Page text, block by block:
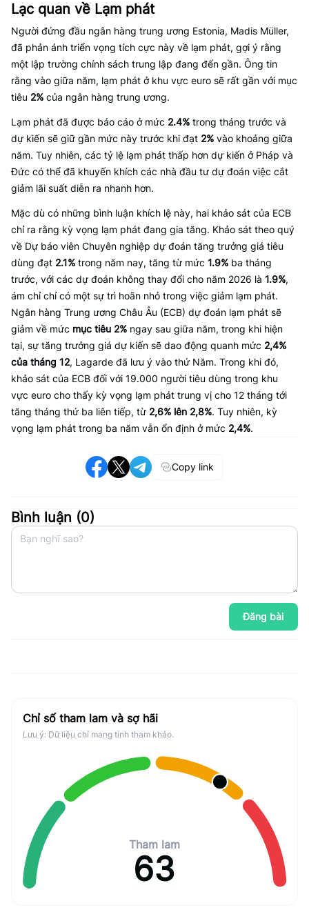
Lạc quan về Lạm phát
Người đứng đầu ngân hàng trung ương Estonia, Madis Müller,
đã phản ánh triển vọng tích cực này về lạm phát, gợi ý rằng
một lập trường chính sách trung lập đang đến gần. Ông tin
rằng vào giữa năm, lạm phát ở khu vực euro sẽ rất gần với mục
tiêu 2% của ngân hàng trung ương.
Lạm phát đã được báo cáo ở mức 2.4% trong tháng trước và
dự kiến sẽ giữ gần mức này trước khi đạt 2% vào khoảng giữa
năm. Tuy nhiên, các tỷ lệ lạm phát thấp hơn dự kiến ở Pháp và
Đức có thể đã khuyến khích các nhà đầu tư dự đoán việc cắt
giảm lãi suất diễn ra nhanh hơn.
Mặc dù có những bình luận khích lệ này, hai khảo sát của ECB
chỉ ra rằng kỳ vọng lạm phát đang gia tăng. Khảo sát theo quý
về Dự báo viên Chuyên nghiệp dự đoán tăng trưởng giá tiêu
dùng đạt 2.1% trong năm nay, tăng từ mức 1.9% ba tháng
trước, với các dự đoán không thay đổi cho năm 2026 là 1.9%,
ám chỉ chỉ có một sự trì hoãn nhỏ trong việc giảm lạm phát.
Ngân hàng Trung ương Châu Âu (ECB) dự đoán lạm phát sẽ
giảm về mức mục tiêu 2% ngay sau giữa năm, trong khi hiện
tại, sự tăng trưởng giá dự kiến sẽ dao động quanh mức 2,4%
của tháng 12, Lagarde đã lưu ý vào thứ Năm. Trong khi đó,
khảo sát của ECB đối với 19.000 người tiêu dùng trong khu
vực euro cho thấy kỳ vọng lạm phát trung vị cho 12 tháng tới
tăng tháng thứ ba liên tiếp, từ 2,6% lên 2,8%. Tuy nhiên, kỳ
vọng lạm phát trong ba năm vẫn ổn định ở mức 2,4%.
Copy link
Bình luận (0)
Đăng bài
Chỉ số tham lam và sợ hãi
Lưu ý: Dữ liệu chỉ mang tính tham khảo.
Tham lam
63